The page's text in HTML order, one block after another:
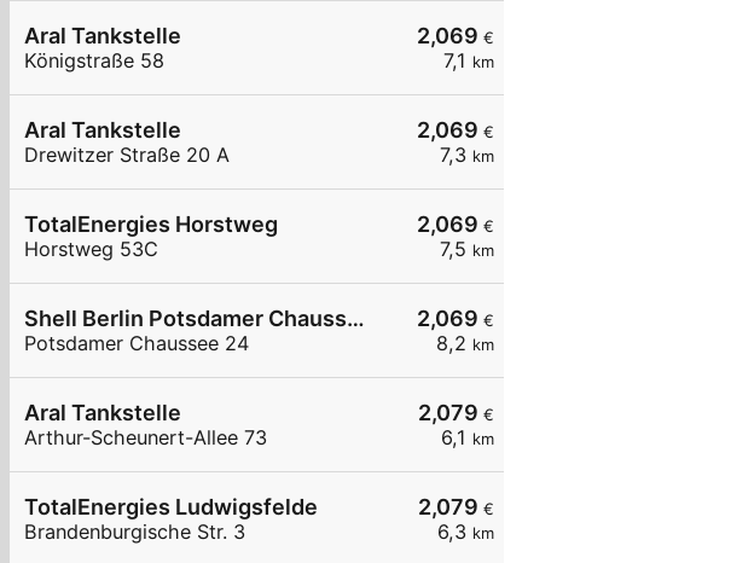
2,069 €
7,1 km
Aral Tankstelle
Königstraße 58
2,069 €
7,3 km
Aral Tankstelle
Drewitzer Straße 20 A
2,069 €
7,5 km
TotalEnergies Horstweg
Horstweg 53C
2,069 €
8,2 km
Shell Berlin Potsdamer Chaussee 24
Potsdamer Chaussee 24
2,079 €
6,1 km
Aral Tankstelle
Arthur-Scheunert-Allee 73
2,079 €
6,3 km
TotalEnergies Ludwigsfelde
Brandenburgische Str. 3